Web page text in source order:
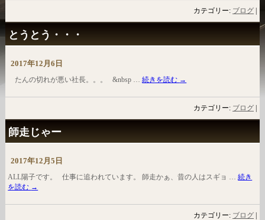
カテゴリー: ブログ
とうとう・・・
2017年12月6日
たんの切れが悪い社長。。。 &nbsp …続きを読む →
カテゴリー: ブログ
師走じゃー
2017年12月5日
ALL陽子です。 仕事に追われています。 師走かぁ、昔の人はスギョ …続き
を読む →
カテゴリー: ブログ